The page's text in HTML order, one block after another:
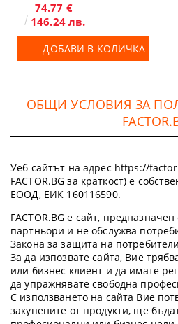
74.77 €
146.24 лв.
ДОБАВИ В КОЛИЧКА
ОБЩИ УСЛОВИЯ ЗА
Уеб сайтът на адрес https://
FACTOR.BG за краткост) е
ЕООД, ЕИК 160116590.
FACTOR.BG е сайт,
партньори и не обслужва
Закона за защита на
За да изпозвате сайта, Вие
или бизнес клиент и да имате
да упражнявате свободна
С използването на сайта Вие
закупените от продукти, ще